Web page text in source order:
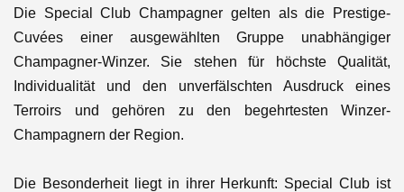
Die Special Club Champagner gelten als die Prestige-
Cuvées einer ausgewählten Gruppe unabhängiger
Champagner-Winzer. Sie stehen für höchste Qualität,
Individualität und den unverfälschten Ausdruck eines
Terroirs und gehören zu den begehrtesten Winzer-
Champagnern der Region.
Die Besonderheit liegt in ihrer Herkunft: Special Club ist